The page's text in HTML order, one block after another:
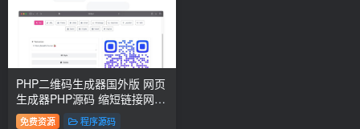
PHP二维码生成器国外版 网页
生成器PHP源码 缩短链接网站
源码
免费资源 程序源码